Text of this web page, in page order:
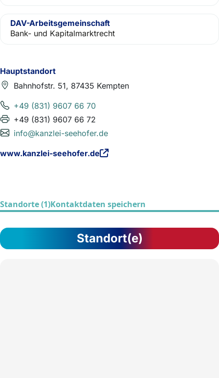
Hauptstandort
Bahnhofstr. 51, 87435 Kempten
+49 (831) 9607 66 70
+49 (831) 9607 66 72
info@kanzlei-seehofer.de
www.kanzlei-seehofer.de
DAV-Arbeitsgemeinschaft
Bank- und Kapitalmarktrecht
Standorte (1)Kontaktdaten speichern
Standort(e)